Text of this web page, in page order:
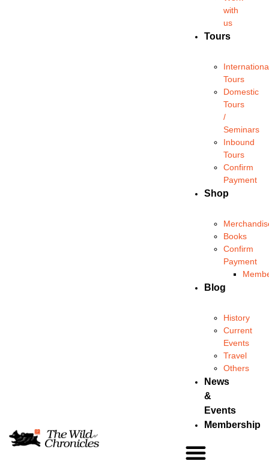
with
us
Tours
Tours
Domestic
Tours
/
Seminars
Inbound
Tours
Confirm
Payment
Shop
Books
Confirm
Payment
Blog
History
Current
Events
Travel
Others
News
&
Events
Membership